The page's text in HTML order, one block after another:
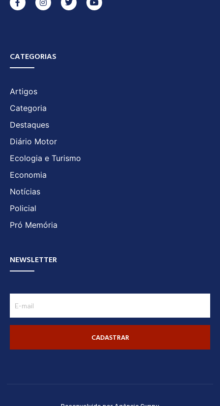
CATEGORIAS
Artigos
Categoria
Destaques
Diário Motor
Ecologia e Turismo
Economia
Notícias
Policial
Pró Memória
NEWSLETTER
CADASTRAR